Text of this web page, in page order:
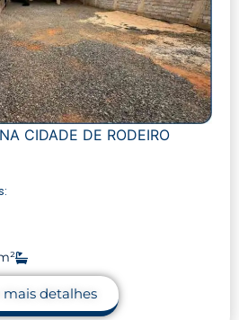
CIDADE DE RODEIRO
mais detalhes